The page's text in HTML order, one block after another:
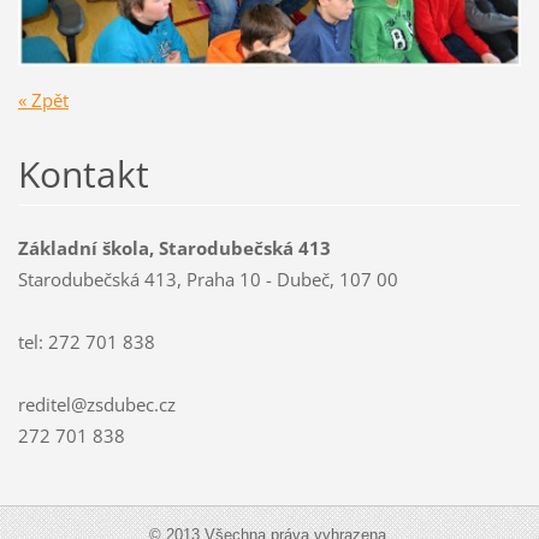
« Zpět
Kontakt
Základní škola, Starodubečská 413
Starodubečská 413, Praha 10 - Dubeč, 107 00
tel: 272 701 838
reditel@zsdubec.cz
272 701 838
© 2013 Všechna práva vyhrazena.